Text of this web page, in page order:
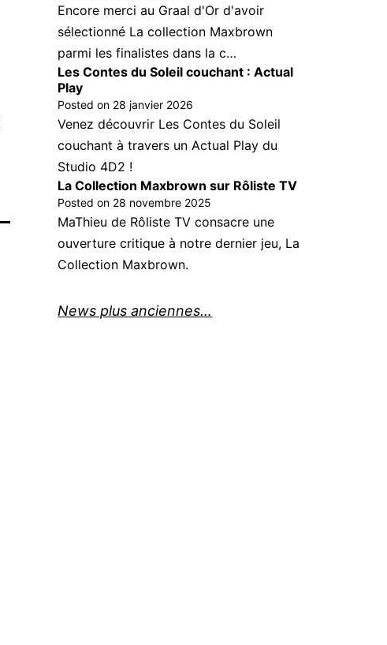
Encore merci au Graal d'Or d'avoir
sélectionné La collection Maxbrown
parmi les finalistes dans la c…
Les Contes du Soleil couchant : Actual
Play
Posted on 28 janvier 2026
Venez découvrir Les Contes du Soleil
couchant à travers un Actual Play du
Studio 4D2 !
La Collection Maxbrown sur Rôliste TV
Posted on 28 novembre 2025
MaThieu de Rôliste TV consacre une
ouverture critique à notre dernier jeu, La
Collection Maxbrown.
News plus anciennes…